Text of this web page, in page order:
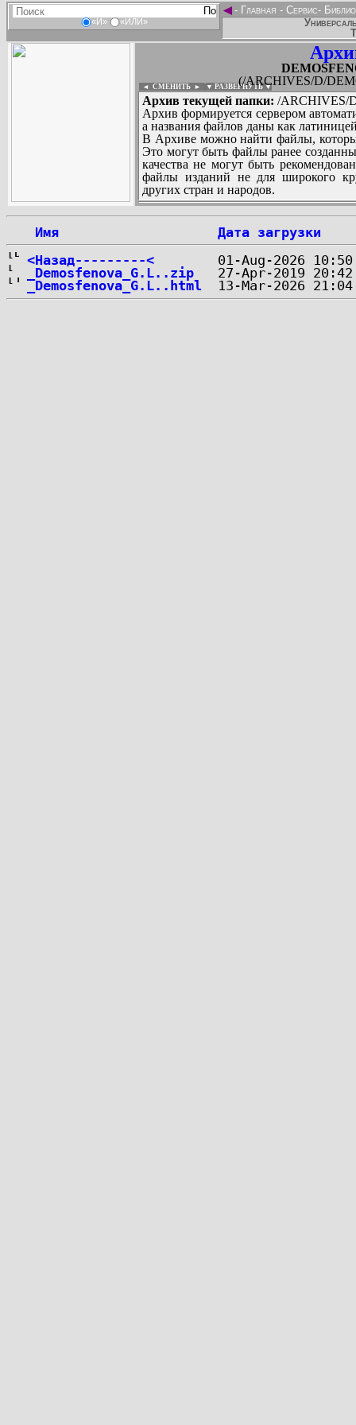
«И» «ИЛИ»
◄- Главная - Сервис-
(/ARCHIVES/D/
◄ СМЕНИТЬ ► ▼ РАЗВЕРНУТЬ ▼
Архив текущей папки: /ARCHIVES/
Архив формируется сервером
а названия файлов даны как
В Архиве можно найти файлы,
Это могут быть файлы ранее
качества не могут быть
файлы изданий не для широкого
других стран и народов.
Имя
Дата загрузки
<Назад---------<
_Demosfenova_G.L..zip
_Demosfenova_G.L..html